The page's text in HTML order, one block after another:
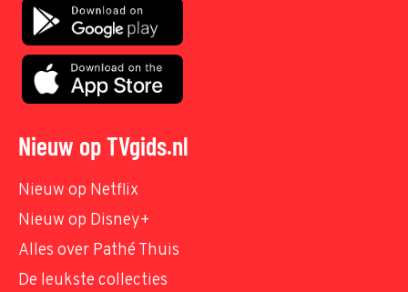
Nieuw op TVgids.nl
Nieuw op Netflix
Nieuw op Disney+
Alles over Pathé Thuis
De leukste collecties